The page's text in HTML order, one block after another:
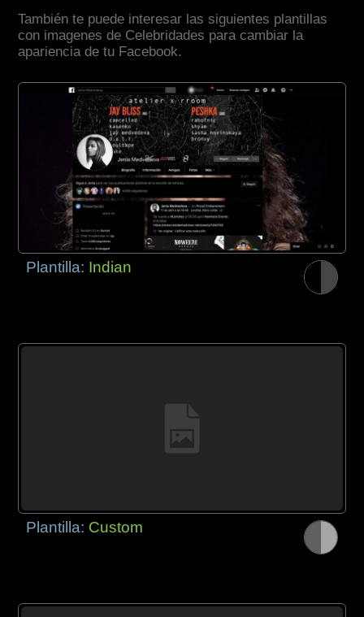
También te puede interesar las siguientes plantillas
con imagenes de Celebridades para cambiar la
apariencia de tu Facebook.
Plantilla: Indian
Plantilla: Custom